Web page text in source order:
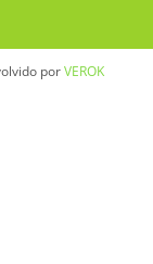
porVEROK